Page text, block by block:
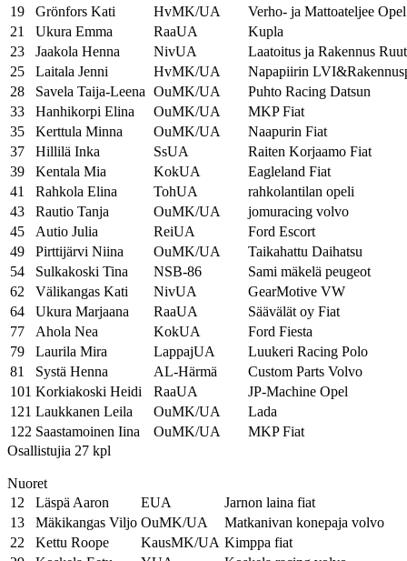
19
Grönfors Kati HvMK/UA
Verho- ja Mattoateljee Opel
21
Ukura Emma RaaUA
Kupla
23
Jaakola Henna NivUA
Laatoitus ja Rakennus
25
Laitala Jenni HvMK/UA
Napapiirin
28
Savela Taija-Leena OuMK/UA
Puhto Racing Datsun
33
Hanhikorpi Elina OuMK/UA
MKP Fiat
35
Kerttula Minna OuMK/UA
Naapurin Fiat
37
Hillilä Inka SsUA
Raiten Korjaamo Fiat
39
Kentala Mia KokUA
Eagleland Fiat
41
Rahkola Elina TohUA
rahkolantilan opeli
43
Rautio Tanja OuMK/UA
jomuracing volvo
45
Autio Julia ReiUA
Ford Escort
49
Pirttijärvi Niina OuMK/UA
Taikahattu Daihatsu
54
Sulkakoski Tina NSB-86
Sami mäkelä peugeot
62
Välikangas Kati NivUA
GearMotive VW
64
Ukura Marjaana RaaUA
Säävälät oy Fiat
77
Ahola Nea KokUA
Ford Fiesta
79
Laurila Mira LappajUA
Luukeri Racing Polo
81
Systä Henna AL-Härmä
Custom Parts Volvo
101 Korkiakoski Heidi RaaUA
JP-Machine Opel
121 Laukkanen Leila OuMK/UA
Lada
122 Saastamoinen Iina OuMK/UA
MKP Fiat
Osallistujia 27 kpl
Nuoret
12
Läspä Aaron EUA
Jarnon laina fiat
13
Mäkikangas Viljo OuMK/UA
Matkanivan konepaja volvo
22
Kettu Roope KausMK/UA Kimppa fiat